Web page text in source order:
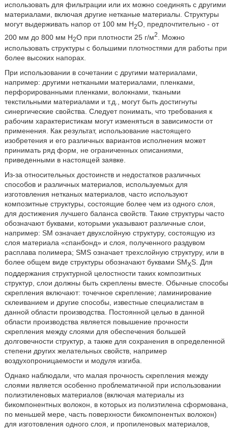
использовать для фильтрации или их можно соединять с другими
материалами, включая другие нетканые материалы. Структуры
могут выдерживать напор от 100 мм Н2О, предпочтительно - от
200 мм до 800 мм Н2О при плотности 25 г/м2
. Можно
использовать структуры с большими плотностями для работы при
более высоких напорах.
При использовании в сочетании с другими материалами,
например: другими неткаными материалами, пленками,
перфорированными пленками, волокнами, ткаными
текстильными материалами и т.д., могут быть достигнуты
синергические свойства. Следует понимать, что требования к
рабочим характеристикам могут изменяться в зависимости от
применения. Как результат, использование настоящего
изобретения и его различных вариантов исполнения может
принимать ряд форм, не ограниченных описаниями,
приведенными в настоящей заявке.
Из-за относительных достоинств и недостатков различных
способов и различных материалов, используемых для
изготовления нетканых материалов, часто используют
композитные структуры, состоящие более чем из одного слоя,
для достижения лучшего баланса свойств. Такие структуры часто
обозначают буквами, которыми указывают различные слои,
например: SM означает двухслойную структуру, состоящую из
слоя материала «спанбонд» и слоя, полученного раздувом
расплава полимера; SMS означает трехслойную структуру, или в
более общем виде структуры обозначают буквами SMXS. Для
поддержания структурной целостности таких композитных
структур, слои должны быть скреплены вместе. Обычные способы
скрепления включают: точечное скрепление; ламинирование
склеиванием и другие способы, известные специалистам в
данной области производства. Постоянной целью в данной
области производства является повышение прочности
скрепления между слоями для обеспечения большей
долговечности структур, а также для сохранения в определенной
степени других желательных свойств, например
воздухопроницаемости и модуля изгиба.
Однако наблюдали, что малая прочность скрепления между
слоями является особенно проблематичной при использовании
полиэтиленовых материалов (включая материалы из
бикомпонентных волокон, в которых из полиэтилена сформована,
по меньшей мере, часть поверхности бикомпонентых волокон)
для изготовления одного слоя, и пропиленовых материалов,